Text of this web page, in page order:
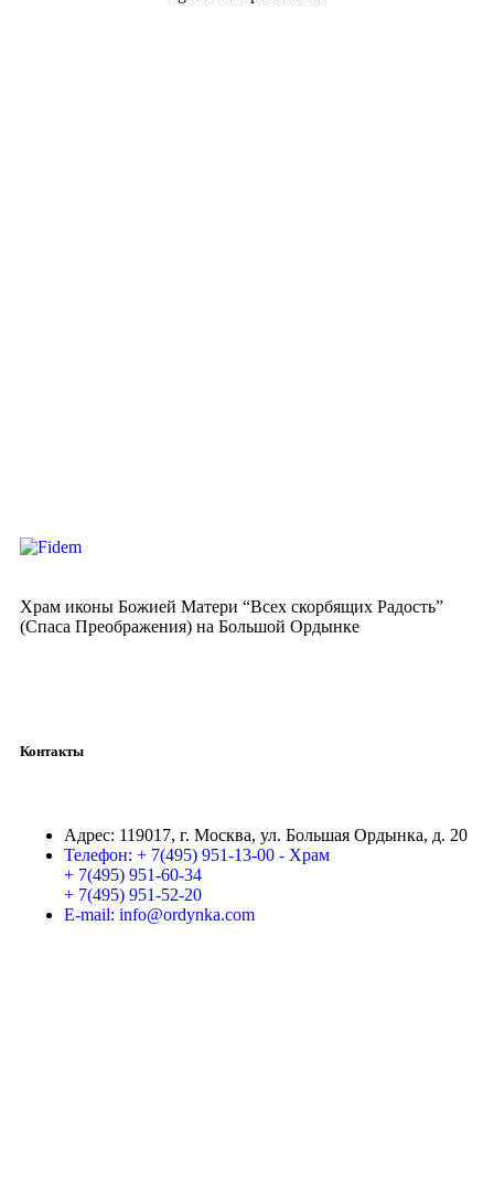
Храм иконы Божией Матери “Всех скорбящих Радость”
(Спаса Преображения) на Большой Ордынке
Контакты
Адрес: 119017, г. Москва, ул. Большая Ордынка, д. 20
Телефон: + 7(495) 951-13-00 - Храм
+ 7(495) 951-60-34
+ 7(495) 951-52-20
E-mail: info@ordynka.com